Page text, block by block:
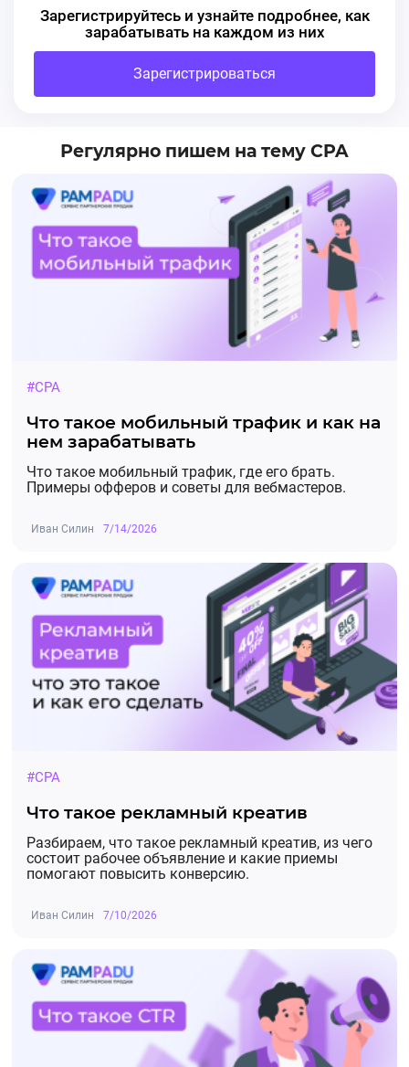
Зарегистрируйтесь и узнайте подробнее, как
зарабатывать на каждом из них
Зарегистрироваться
Регулярно пишем на тему CPA
#CPA
Что такое мобильный трафик и как на
нем зарабатывать
Что такое мобильный трафик, где его брать.
Примеры офферов и советы для вебмастеров.
Иван Силин 7/14/2026
#CPA
Что такое рекламный креатив
Разбираем, что такое рекламный креатив, из чего
состоит рабочее объявление и какие приемы
помогают повысить конверсию.
Иван Силин 7/10/2026